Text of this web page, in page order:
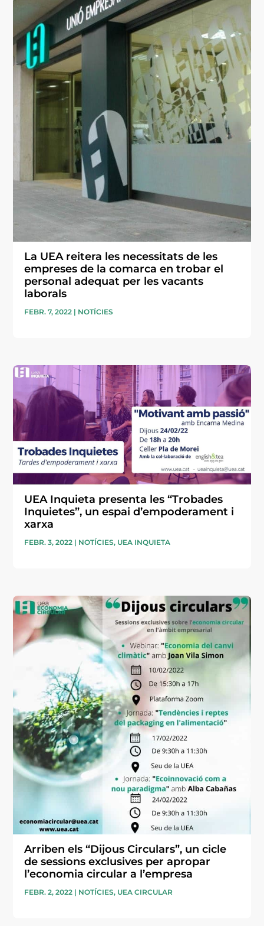
La UEA reitera les necessitats de les
empreses de la comarca en trobar el
personal adequat per les vacants
laborals
FEBR. 7, 2022 | NOTÍCIES
UEA Inquieta presenta les “Trobades
Inquietes”, un espai d’empoderament i
xarxa
FEBR. 3, 2022 | NOTÍCIES, UEA INQUIETA
Arriben els “Dijous Circulars”, un cicle
de sessions exclusives per apropar
l’economia circular a l’empresa
FEBR. 2, 2022 | NOTÍCIES, UEA CIRCULAR